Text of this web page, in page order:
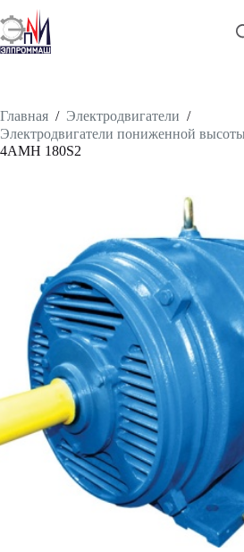
Перейти
к
сути
Главная / Электродвигатели /
Электродвигатели пониженной
4АМН 180S2